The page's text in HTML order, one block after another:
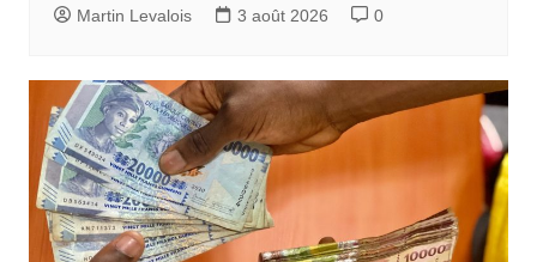
Martin Levalois 3 août 2026 0